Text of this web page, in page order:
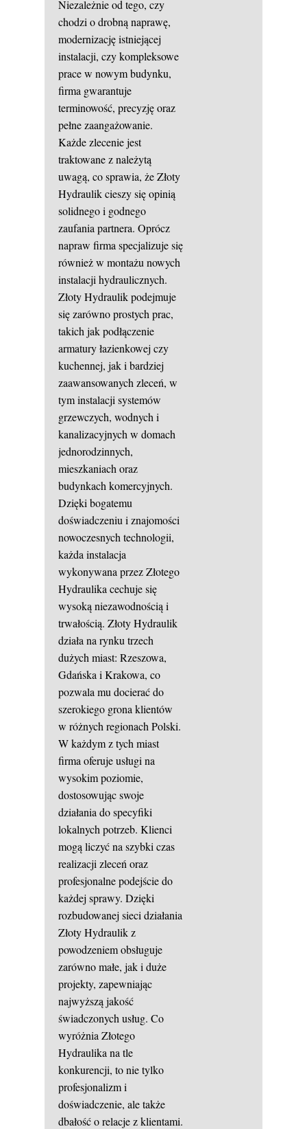
Niezależnie od tego, czy
chodzi o drobną naprawę,
modernizację istniejącej
instalacji, czy kompleksowe
prace w nowym budynku,
firma gwarantuje
terminowość, precyzję oraz
pełne zaangażowanie.
Każde zlecenie jest
traktowane z należytą
uwagą, co sprawia, że Złoty
Hydraulik cieszy się opinią
solidnego i godnego
zaufania partnera. Oprócz
napraw firma specjalizuje się
również w montażu nowych
instalacji hydraulicznych.
Złoty Hydraulik podejmuje
się zarówno prostych prac,
takich jak podłączenie
armatury łazienkowej czy
kuchennej, jak i bardziej
zaawansowanych zleceń, w
tym instalacji systemów
grzewczych, wodnych i
kanalizacyjnych w domach
jednorodzinnych,
mieszkaniach oraz
budynkach komercyjnych.
Dzięki bogatemu
doświadczeniu i znajomości
nowoczesnych technologii,
każda instalacja
wykonywana przez Złotego
Hydraulika cechuje się
wysoką niezawodnością i
trwałością. Złoty Hydraulik
działa na rynku trzech
dużych miast: Rzeszowa,
Gdańska i Krakowa, co
pozwala mu docierać do
szerokiego grona klientów
w różnych regionach Polski.
W każdym z tych miast
firma oferuje usługi na
wysokim poziomie,
dostosowując swoje
działania do specyfiki
lokalnych potrzeb. Klienci
mogą liczyć na szybki czas
realizacji zleceń oraz
profesjonalne podejście do
każdej sprawy. Dzięki
rozbudowanej sieci działania
Złoty Hydraulik z
powodzeniem obsługuje
zarówno małe, jak i duże
projekty, zapewniając
najwyższą jakość
świadczonych usług. Co
wyróżnia Złotego
Hydraulika na tle
konkurencji, to nie tylko
profesjonalizm i
doświadczenie, ale także
dbałość o relacje z klientami.